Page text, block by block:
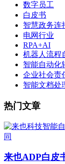
数字员工
白皮书
智慧政务连
电网行业
RPA+AI
机器人流程
智能自动化
企业社会责
智能文档处
热门文章
来也ADP白皮